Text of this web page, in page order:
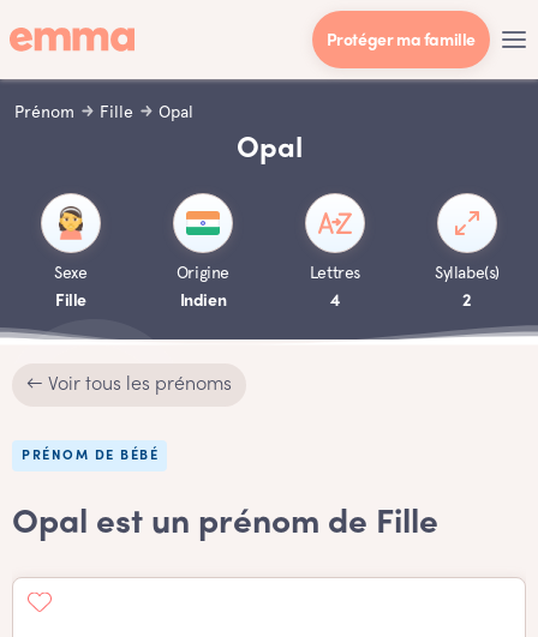
Protéger ma famille
Prénom Fille Opal
Opal
Sexe
Fille
Origine
Indien
Lettres
4
Syllabe(s)
2
← Voir tous les prénoms
PRÉNOM DE BÉBÉ
Opal est un prénom de Fille